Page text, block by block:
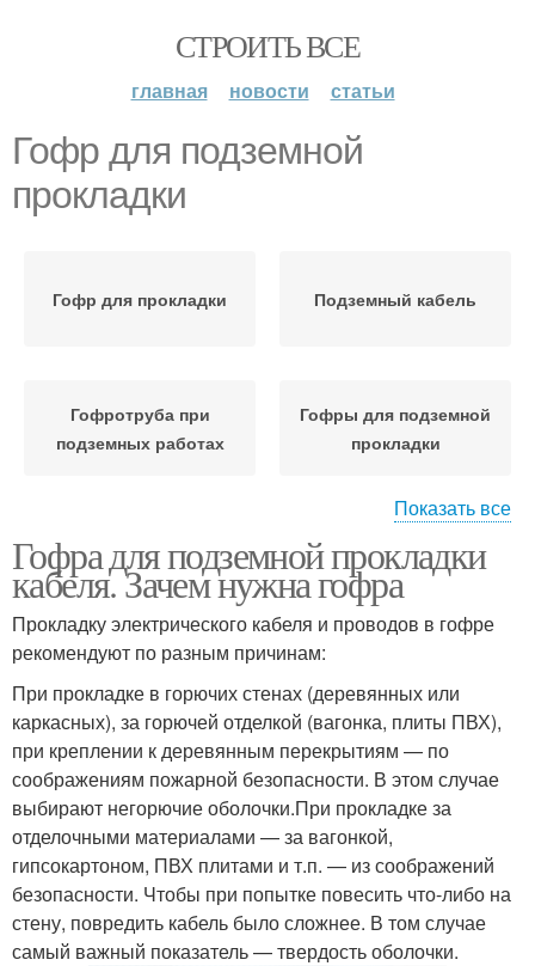
СТРОИТЬ ВСЕ
главная новости статьи
Гофр для подземной
прокладки
Гофр для прокладки Подземный кабель
Гофротруба при
подземных работах
Гофры для подземной
прокладки
Кабель для прокладки
Показать все
Гофра для подземной прокладки
кабеля. Зачем нужна гофра
Прокладку электрического кабеля и проводов в гофре
рекомендуют по разным причинам:
При прокладке в горючих стенах (деревянных или
каркасных), за горючей отделкой (вагонка, плиты ПВХ),
при креплении к деревянным перекрытиям — по
соображениям пожарной безопасности. В этом случае
выбирают негорючие оболочки.При прокладке за
отделочными материалами — за вагонкой,
гипсокартоном, ПВХ плитами и т.п. — из соображений
безопасности. Чтобы при попытке повесить что-либо на
стену, повредить кабель было сложнее. В том случае
самый важный показатель — твердость оболочки.